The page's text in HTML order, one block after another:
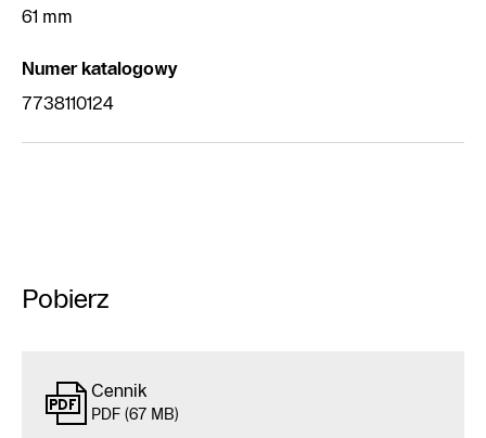
61 mm
Numer katalogowy
7738110124
Pobierz
Cennik
PDF (67 MB)